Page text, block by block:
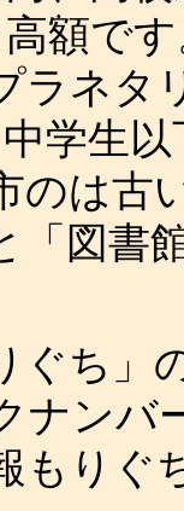
額で
ラネタ
学生
のは古
「図
ち」
ナンバ
もり